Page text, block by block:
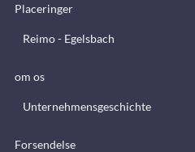
Placeringer
Reimo - Egelsbach
om os
Unternehmensgeschichte
Forsendelse